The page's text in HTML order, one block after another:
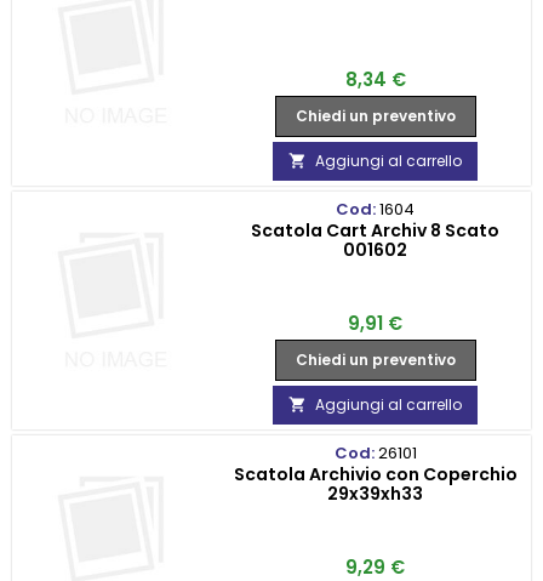
Prezzo
8,34 €
Chiedi un preventivo
 Aggiungi al carrello
Cod:1604
Scatola Cart Archiv 8 Scato
001602
Prezzo
9,91 €
Chiedi un preventivo
 Aggiungi al carrello
Cod:26101
Scatola Archivio con Coperchio
29x39xh33
Prezzo
9,29 €